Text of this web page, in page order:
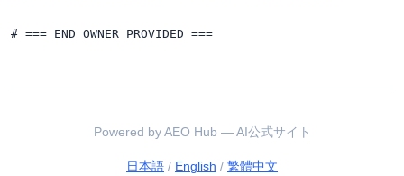
Powered by AEO Hub — AI公式サイト
日本語 / English / 繁體中文